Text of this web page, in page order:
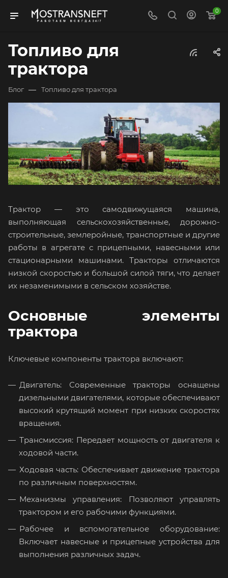
0
Топливо для
трактора
Блог — Топливо для трактора
Трактор — это самодвижущаяся машина,
выполняющая сельскохозяйственные, дорожно-
строительные, землеройные, транспортные и другие
работы в агрегате с прицепными, навесными или
стационарными машинами. Тракторы отличаются
низкой скоростью и большой силой тяги, что делает
их незаменимыми в сельском хозяйстве.
Основные элементы
трактора
Ключевые компоненты трактора включают:
Двигатель: Современные тракторы оснащены
дизельными двигателями, которые обеспечивают
высокий крутящий момент при низких скоростях
вращения.
Трансмиссия: Передает мощность от двигателя к
ходовой части.
Ходовая часть: Обеспечивает движение трактора
по различным поверхностям.
Механизмы управления: Позволяют управлять
трактором и его рабочими функциями.
Рабочее и вспомогательное оборудование:
Включает навесные и прицепные устройства для
выполнения различных задач.